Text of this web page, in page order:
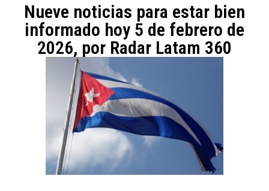
Nueve noticias para estar bien
informado hoy 5 de febrero de
2026, por Radar Latam 360